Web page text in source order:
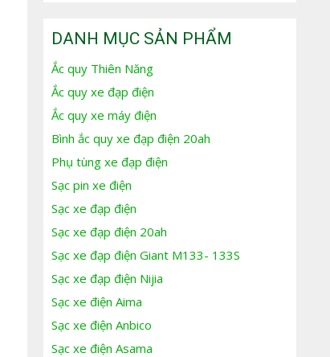
DANH MỤC SẢN PHẨM
Ắc quy Thiên Năng
Ắc quy xe đạp điện
Ắc quy xe máy điện
Bình ắc quy xe đạp điện 20ah
Phụ tùng xe đạp điện
Sạc pin xe điện
Sạc xe đạp điện
Sạc xe đạp điện 20ah
Sạc xe đạp điện Giant M133- 133S
Sạc xe đạp điện Nijia
Sạc xe điện Aima
Sạc xe điện Anbico
Sạc xe điện Asama